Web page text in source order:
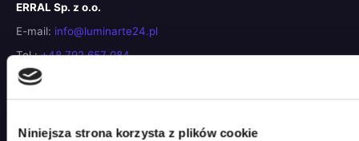
Niniejsza strona korzysta z plików cookie
ERRAL Sp. z o.o.
E-mail: info@luminarte24.pl
Tel.:+48 792 657 084
NIP: 5273058751
pon.–pt. 9:00–17:00